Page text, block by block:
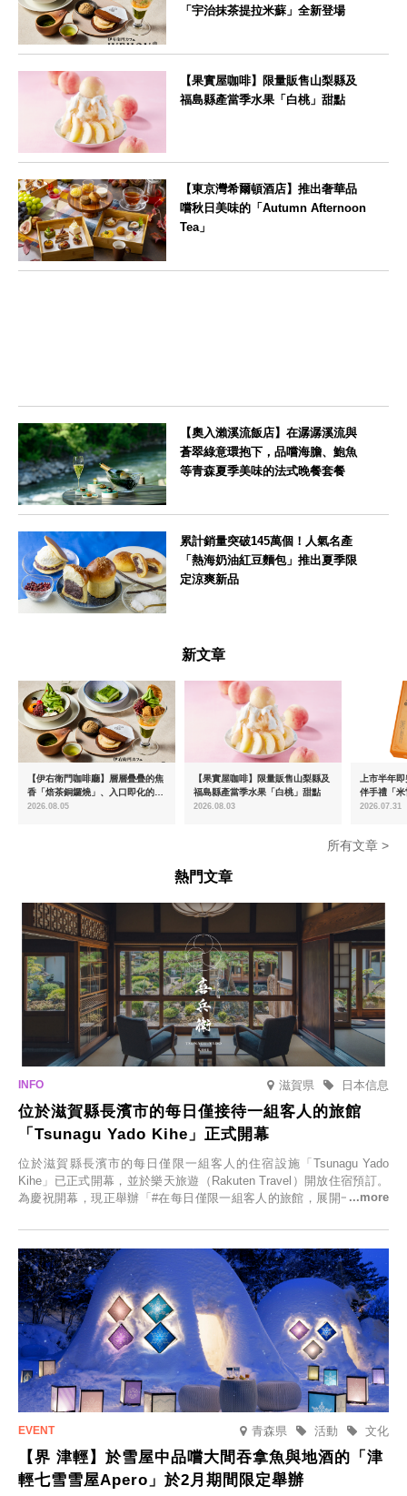
「宇治抹茶提拉米蘇」全新登場
【果實屋咖啡】限量販售山梨縣及
福島縣產當季水果「白桃」甜點
【東京灣希爾頓酒店】推出奢華品
嚐秋日美味的「Autumn Afternoon
Tea」
【奧入瀨溪流飯店】在潺潺溪流與
蒼翠綠意環抱下，品嚐海膽、鮑魚
等青森夏季美味的法式晚餐套餐
累計銷量突破145萬個！人氣名產
「熱海奶油紅豆麵包」推出夏季限
定涼爽新品
新文章
【伊右衛門咖啡廳】層層疊疊的焦
香「焙茶銅鑼燒」、入口即化的
「宇治抹茶提拉米蘇」全新登場
2026.08.05
【果實屋咖啡】限量販售山梨縣及
福島縣產當季水果「白桃」甜點
2026.08.03
上市半年
伴手禮「
起推出首
2026.07.31
所有文章 >
熱門文章
滋賀県 日本信息
位於滋賀縣長濱市的每日僅接待一組客人的旅館
「Tsunagu Yado Kihe」正式開幕
位於滋賀縣長濱市的每日僅限一組客人的住宿設施「Tsunagu Yado
Kihe」已正式開幕，並於樂天旅遊（Rakuten Travel）開放住宿預訂。
為慶祝開幕，現正舉辦「#在每日僅限一組客人的旅館，展開一生一次
人的旅館，您才能在此與重要的人共度獨一無二的特別時光。
青森県 文化
活動
【界 津輕】於雪屋中品嚐大間吞拿魚與地酒的「津
輕七雪雪屋Apero」於2月期間限定舉辦